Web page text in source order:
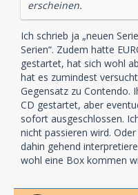
erscheinen.
Ich schrieb ja „neuen
Serien“. Zudem hatte
gestartet, hat sich wohl
hat es zumindest
Gegensatz zu Contendo.
CD gestartet, aber
sofort ausgeschlossen.
nicht passieren wird.
dahin gehend
wohl eine Box kommen